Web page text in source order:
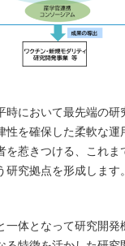
において最先端の研
性を確保した柔軟な運
惹きつける、これま
究拠点を形成します。
体となって研究開発